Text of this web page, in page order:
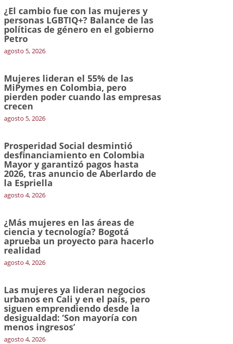
¿El cambio fue con las mujeres y
personas LGBTIQ+? Balance de las
políticas de género en el gobierno
Petro
agosto 5, 2026
Mujeres lideran el 55% de las
MiPymes en Colombia, pero
pierden poder cuando las empresas
crecen
agosto 5, 2026
Prosperidad Social desmintió
desfinanciamiento en Colombia
Mayor y garantizó pagos hasta
2026, tras anuncio de Aberlardo de
la Espriella
agosto 4, 2026
¿Más mujeres en las áreas de
ciencia y tecnología? Bogotá
aprueba un proyecto para hacerlo
realidad
agosto 4, 2026
Las mujeres ya lideran negocios
urbanos en Cali y en el país, pero
siguen emprendiendo desde la
desigualdad: ‘Son mayoría con
menos ingresos’
agosto 4, 2026